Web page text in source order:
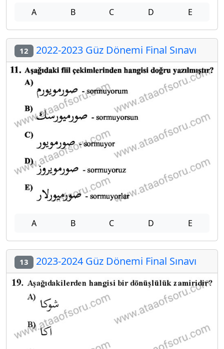
A B C D E
12 2022-2023 Güz Dönemi Final Sınavı
A B C D E
13 2023-2024 Güz Dönemi Final Sınavı